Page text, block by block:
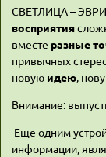
СВЕТЛИЦА –
восприятия
вместе разные
привычных
новую идею,
Внимание:
Еще одним
информации,